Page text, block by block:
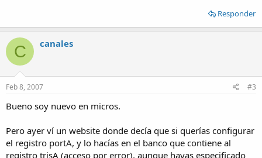
Responder
C canales
Feb 8, 2007 #3
Bueno soy nuevo en micros.
Pero ayer ví un website donde decía que si querías configurar
el registro portA, y lo hacías en el banco que contiene al
registro trisA (acceso por error), aunque hayas especificado